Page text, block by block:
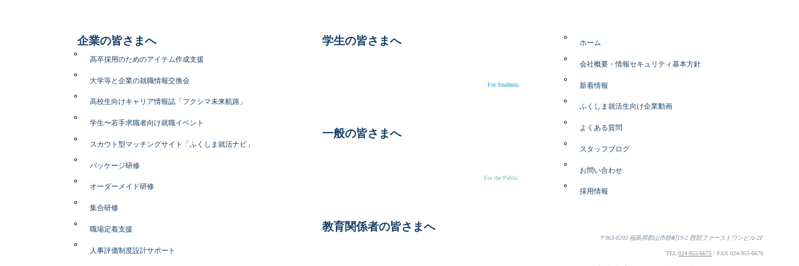
企業の皆さまへ
高卒採用のためのアイテム作成支援
大学等と企業の就職情報交換会
高校生向けキャリア情報誌「フクシマ未来航路」
学生〜若手求職者向け就職イベント
スカウト型マッチングサイト「ふくしま就活ナビ」
パッケージ研修
オーダーメイド研修
集合研修
職場定着支援
人事評価制度設計サポート
学生の皆さまへ
For Students
一般の皆さまへ
For the Public
教育関係者の皆さまへ
ホーム
会社概要・情報セキュリティ基本方針
新着情報
ふくしま就活生向け企業動画
よくある質問
スタッフブログ
お問い合わせ
採用情報
〒963-0203 福島県郡山市静町19-2 西部ファーストワンビル 2F
TEL024-955-6675 / FAX 024-955-6676